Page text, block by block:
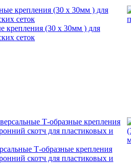
крепления (30 х 30мм ) для
сеток
Т-образные крепления
скотч для пластиковых и